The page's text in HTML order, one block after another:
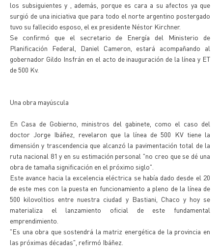
los subsiguientes y , además, porque es cara a su afectos ya que
surgió de una iniciativa que para todo el norte argentino postergado
tuvo su fallecido esposo, el ex presidente Néstor Kirchner.
Se confirmó que el secretario de Energía del Ministerio de
Planificación Federal, Daniel Cameron, estará acompañando al
gobernador Gildo Insfrán en el acto de inauguración de la línea y ET
de 500 Kv.
Una obra mayúscula
En Casa de Gobierno, ministros del gabinete, como el caso del
doctor Jorge Ibáñez, revelaron que la línea de 500 KV tiene la
dimensión y trascendencia que alcanzó la pavimentación total de la
ruta nacional 81 y en su estimación personal "no creo que se dé una
obra de tamaña significación en el próximo siglo".
Este avance hacia la excelencia eléctrica se había dado desde el 20
de este mes con la puesta en funcionamiento a pleno de la línea de
500 kilovoltios entre nuestra ciudad y Bastiani, Chaco y hoy se
materializa el lanzamiento oficial de este fundamental
emprendimiento.
"Es una obra que sostendrá la matriz energética de la provincia en
las próximas décadas", refirmó Ibáñez.